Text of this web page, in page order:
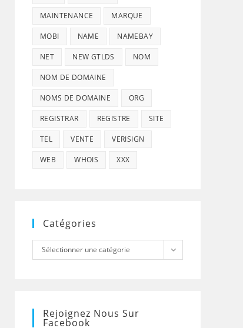
MAINTENANCE MARQUE
MOBI NAME NAMEBAY
NET NEW GTLDS NOM
NOM DE DOMAINE
NOMS DE DOMAINE ORG
REGISTRAR REGISTRE SITE
TEL VENTE VERISIGN
WEB WHOIS XXX
Catégories
Catégories
Sélectionner une catégorie
Rejoignez Nous Sur
Facebook